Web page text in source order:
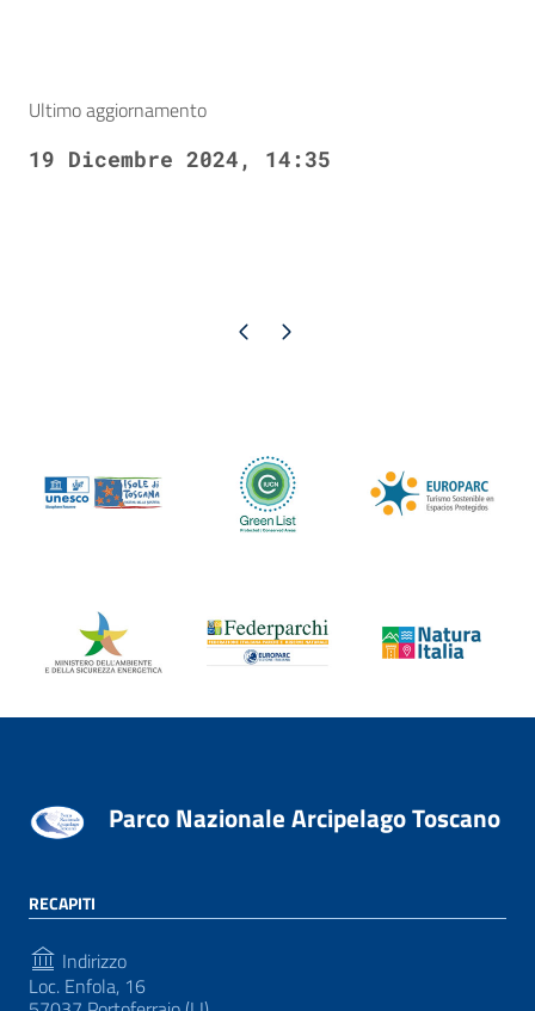
Ultimo aggiornamento
19 Dicembre 2024, 14:35
Pagina precedente
Pagina successiva
Parco Nazionale Arcipelago Toscano
RECAPITI
Indirizzo
Loc. Enfola, 16